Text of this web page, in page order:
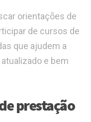
orientações de
de cursos de
que ajudem a
e bem
prestação